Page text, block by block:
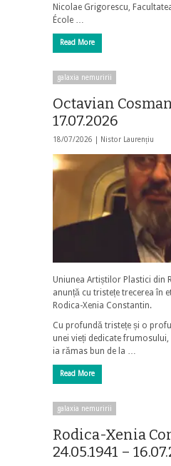
Nicolae Grigorescu,
École …
Read More
galaxia nemuririi
Octavian
17.07.2026
18/07/2026 | Nistor Laurențiu
Uniunea Artiștilor Plastici din
anunță cu tristețe trecerea în
Rodica-Xenia Constantin.
Cu profundă tristețe și o
unei vieți dedicate
ia rămas bun de la …
Read More
galaxia nemuririi
Rodica-Xenia
24.05.1941 –